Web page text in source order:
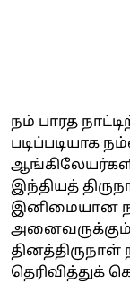
நம் பாரத
படிப்படியாக
இந்தியத்
இனிமையான
அனைவருக்கும்
தெரிவித்துக்